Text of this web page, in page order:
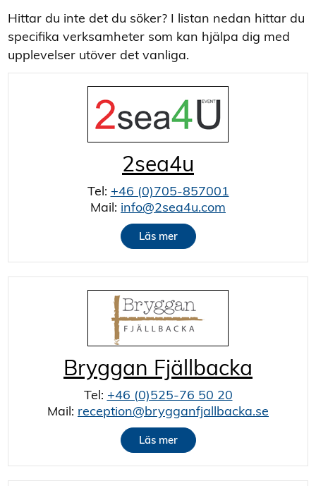
Hittar du inte det du söker? I listan nedan hittar du
specifika verksamheter som kan hjälpa dig med
upplevelser utöver det vanliga.
2sea4u
Tel: +46 (0)705-857001
Mail: info@2sea4u.com
Läs mer
Bryggan Fjällbacka
Tel: +46 (0)525-76 50 20
Mail: reception@brygganfjallbacka.se
Läs mer